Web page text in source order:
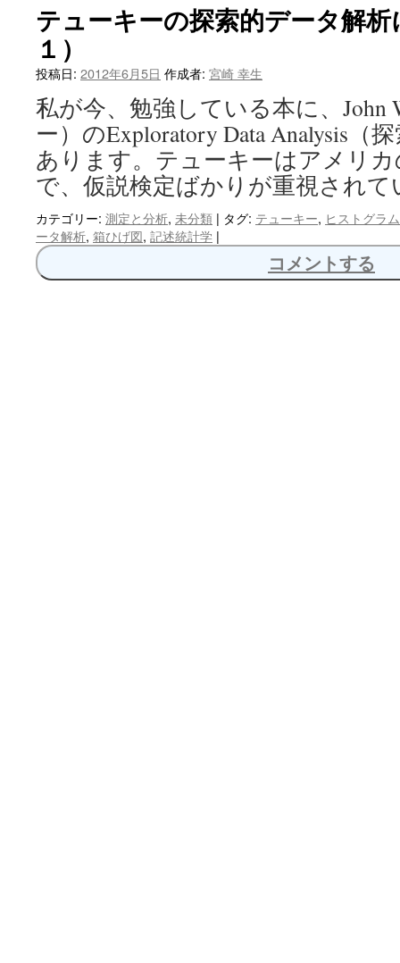
テューキーの探索的データ解
１）
投稿日: 2012年6月5日 作成者: 宮崎 幸生
私が今、勉強している本に、John
ー）のExploratory Data Analysis（
あります。テューキーはアメリ
で、仮説検定ばかりが重視され
カテゴリー: 測定と分析, 未分類 | タグ: テューキー, ヒストグラム
ータ解析, 箱ひげ図, 記述統計学 |
コメントする